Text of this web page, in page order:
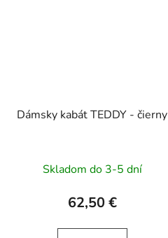
Dámsky kabát TEDDY - čierny
Skladom do 3-5 dní
62,50 €